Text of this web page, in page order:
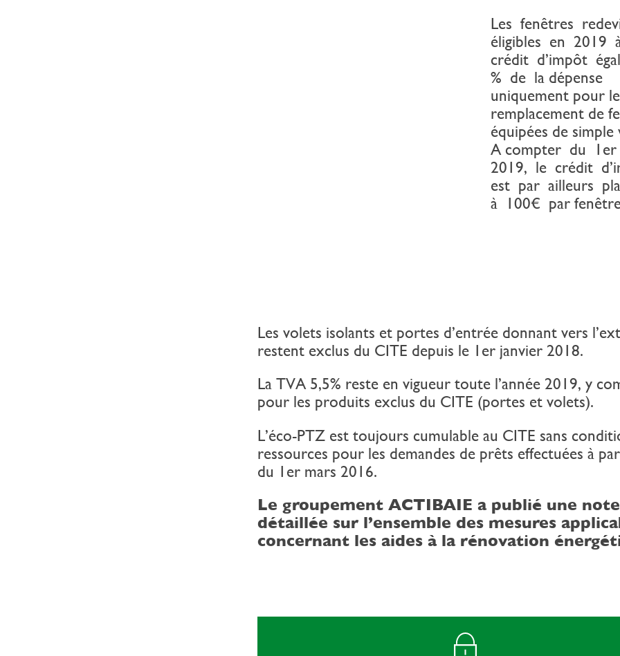
Les fenêtres
éligibles en 2019
crédit d’impôt
% de la dépense
uniquement pour le
remplacement de
équipées de simple
A compter du 1er
2019, le crédit
est par ailleurs
à 100€ par
Les volets isolants et portes d’entrée donnant vers
restent exclus du CITE depuis le 1er janvier 2018.
La TVA 5,5% reste en vigueur toute l’année 2019, y
pour les produits exclus du CITE (portes et volets).
L’éco-PTZ est toujours cumulable au CITE sans
ressources pour les demandes de prêts effectuées à
du 1er mars 2016.
Le groupement ACTIBAIE a publié une note
détaillée sur l’ensemble des mesures
concernant les aides à la rénovation